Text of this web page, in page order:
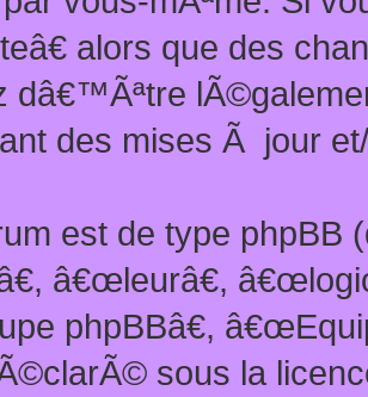
alors que des
dâ€™Ãªtre
des mises Ã jour
est de type phpBB
â€œleurâ€,
phpBBâ€,
sous la